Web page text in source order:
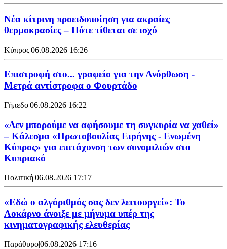
Νέα κίτρινη προειδοποίηση για ακραίες
θερμοκρασίες – Πότε τίθεται σε ισχύ
Κύπρος|06.08.2026 16:26
Επιστροφή στο... γραφείο για την Ανόρθωση -
Μετρά αντίστροφα ο Φουρτάδο
Γήπεδο|06.08.2026 16:22
«Δεν μπορούμε να αφήσουμε τη συγκυρία να χαθεί»
– Κάλεσμα «Πρωτοβουλίας Ειρήνης - Ενωμένη
Κύπρος» για επιτάχυνση των συνομιλιών στο
Κυπριακό
Πολιτική|06.08.2026 17:17
«Εδώ ο αλγόριθμός σας δεν λειτουργεί»: Το
Λοκάρνο άνοιξε με μήνυμα υπέρ της
κινηματογραφικής ελευθερίας
Παράθυρο|06.08.2026 17:16